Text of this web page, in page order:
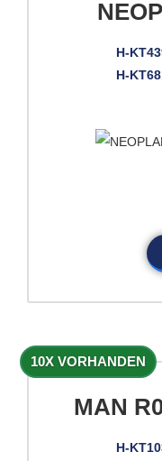
H-
H-
10X VORHANDEN
MAN
H-